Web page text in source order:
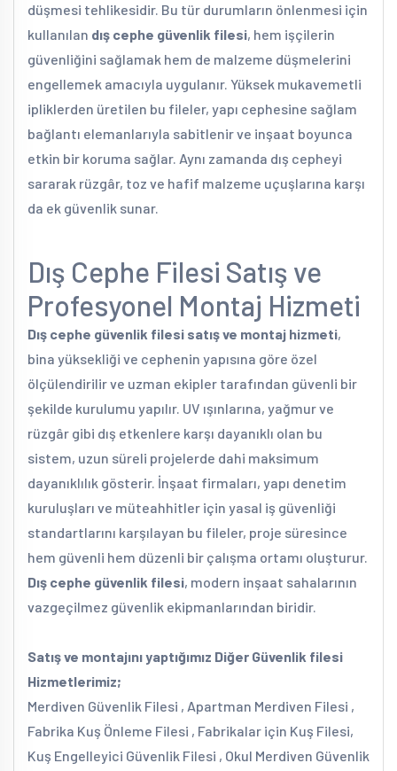
düşmesi tehlikesidir. Bu tür durumların önlenmesi için
kullanılan dış cephe güvenlik filesi, hem işçilerin
güvenliğini sağlamak hem de malzeme düşmelerini
engellemek amacıyla uygulanır. Yüksek mukavemetli
ipliklerden üretilen bu fileler, yapı cephesine sağlam
bağlantı elemanlarıyla sabitlenir ve inşaat boyunca
etkin bir koruma sağlar. Aynı zamanda dış cepheyi
sararak rüzgâr, toz ve hafif malzeme uçuşlarına karşı
da ek güvenlik sunar.
Dış Cephe Filesi Satış ve
Profesyonel Montaj Hizmeti
Dış cephe güvenlik filesi satış ve montaj hizmeti,
bina yüksekliği ve cephenin yapısına göre özel
ölçülendirilir ve uzman ekipler tarafından güvenli bir
şekilde kurulumu yapılır. UV ışınlarına, yağmur ve
rüzgâr gibi dış etkenlere karşı dayanıklı olan bu
sistem, uzun süreli projelerde dahi maksimum
dayanıklılık gösterir. İnşaat firmaları, yapı denetim
kuruluşları ve müteahhitler için yasal iş güvenliği
standartlarını karşılayan bu fileler, proje süresince
hem güvenli hem düzenli bir çalışma ortamı oluşturur.
Dış cephe güvenlik filesi, modern inşaat sahalarının
vazgeçilmez güvenlik ekipmanlarından biridir.
Satış ve montajını yaptığımız Diğer Güvenlik filesi
Hizmetlerimiz;
Merdiven Güvenlik Filesi , Apartman Merdiven Filesi ,
Fabrika Kuş Önleme Filesi , Fabrikalar için Kuş Filesi,
Kuş Engelleyici Güvenlik Filesi , Okul Merdiven Güvenlik